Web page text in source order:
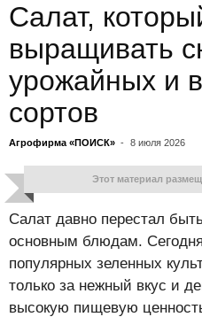
Салат,
выращивать
урожайных и
сортов
Агрофирма «ПОИСК» - 8 июля 2026
Этот материал
Салат давно перестал
основным блюдам.
популярных зеленных
только за нежный вкус и
высокую пищевую